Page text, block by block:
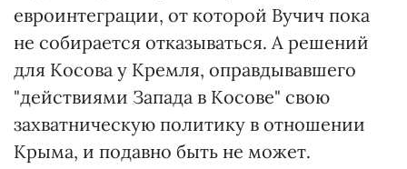
евроинтеграции, от которой Вучич пока
не собирается отказываться. А решений
для Косова у Кремля, оправдывавшего
"действиями Запада в Косове" свою
захватническую политику в отношении
Крыма, и подавно быть не может.